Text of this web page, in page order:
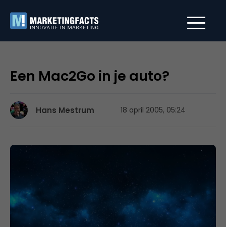
Een Mac2Go in je auto?
Hans Mestrum 18 april 2005, 05:24